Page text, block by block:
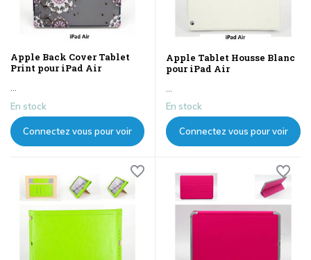
Apple Back Cover Tablet
Print pour iPad Air
...
En stock
Connectez vous pour voir
Apple Tablet Housse Blanc
pour iPad Air
...
En stock
Connectez vous pour voir